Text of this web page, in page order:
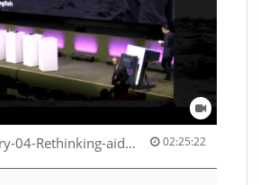
10-ICF26-Plenary-04-Rethinking-aid-deliveries-for-greater-impact-with-existing-resources-53529531710001791 02:25:22